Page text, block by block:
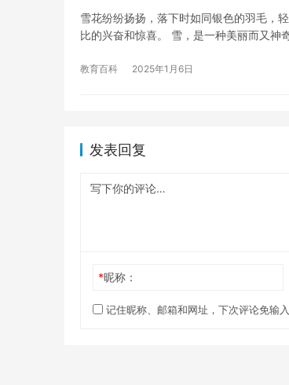
雪花纷纷扬扬，落下时如同银色的羽毛，
比的兴奋和惊喜。 雪，是一种美丽而又神
教育百科 2025年1月6日
发表回复
*昵称：
记住昵称、邮箱和网址，下次评论免输入